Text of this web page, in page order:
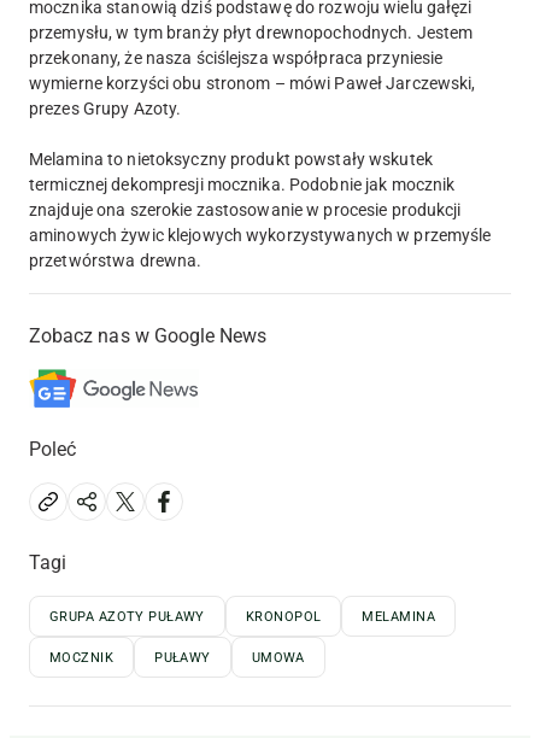
mocznika stanowią dziś podstawę do rozwoju wielu gałęzi
przemysłu, w tym branży płyt drewnopochodnych. Jestem
przekonany, że nasza ściślejsza współpraca przyniesie
wymierne korzyści obu stronom – mówi Paweł Jarczewski,
prezes Grupy Azoty.
Melamina to nietoksyczny produkt powstały wskutek
termicznej dekompresji mocznika. Podobnie jak mocznik
znajduje ona szerokie zastosowanie w procesie produkcji
aminowych żywic klejowych wykorzystywanych w przemyśle
przetwórstwa drewna.
Zobacz nas w Google News
Poleć
Tagi
GRUPA AZOTY PUŁAWY KRONOPOL MELAMINA
MOCZNIK PUŁAWY UMOWA